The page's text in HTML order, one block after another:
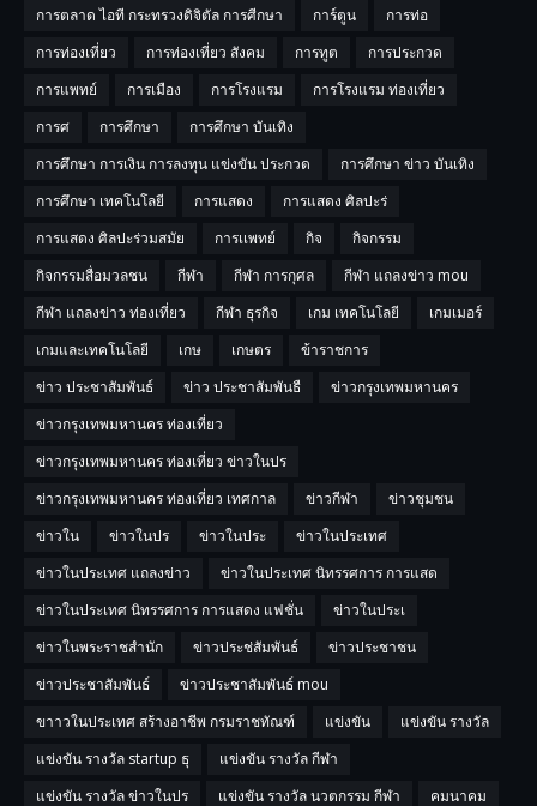
การตลาด ไอที กระทรวงดิจิตัล การศีกษา
การ์ตูน
การท่อ
การท่องเที่ยว
การท่องเที่ยว สังคม การทูต
การประกวด
การแพทย์
การเมือง การโรงแรม
การโรงแรม ท่องเที่ยว
การศ
การศึกษา
การศึกษา บันเทิง
การศึกษา การเงิน การลงทุน แข่งขัน ประกวด
การศึกษา ข่าว บันเทิง
การศึกษา เทคโนโลยี
การแสดง
การแสดง ศิลปะร่
การแสดง ศิลปะร่วมสมัย
การเเพทย์ กิจ
กิจกรรม
กิจกรรมสื่อมวลชน
กีฬา กีฬา การกุศล
กีฬา แถลงข่าว mou
กีฬา แถลงข่าว ท่องเที่ยว
กีฬา ธุรกิจ เกม เทคโนโลยี
เกมเมอร์
เกมและเทคโนโลยี
เกษ เกษตร
ข้าราชการ
ข่าว ประชาสัมพันธ์
ข่าว ประชาสัมพันธื
ข่าวกรุงเทพมหานคร
ข่าวกรุงเทพมหานคร ท่องเที่ยว
ข่าวกรุงเทพมหานคร ท่องเที่ยว ข่าวในปร
ข่าวกรุงเทพมหานคร ท่องเที่ยว เทศกาล
ข่าวกีฬา
ข่าวชุมชน
ข่าวใน
ข่าวในปร ข่าวในประ
ข่าวในประเทศ
ข่าวในประเทศ แถลงข่าว
ข่าวในประเทศ นิทรรศการ การแสด
ข่าวในประเทศ นิทรรศการ การแสดง แฟชั่น
ข่าวในประเ
ข่าวในพระราชสำนัก
ข่าวประช่สัมพันธ์
ข่าวประชาชน
ข่าวประชาสัมพันธ์
ข่าวประชาสัมพันธ์ mou
ขาาวในประเทศ สร้างอาชีพ กรมราชทัณฑ์
แข่งขัน
แข่งขัน รางวัล
แข่งขัน รางวัล startup ธุ
แข่งขัน รางวัล กีฬา
แข่งขัน รางวัล ข่าวในปร
แข่งขัน รางวัล นวตกรรม กีฬา คมนาคม